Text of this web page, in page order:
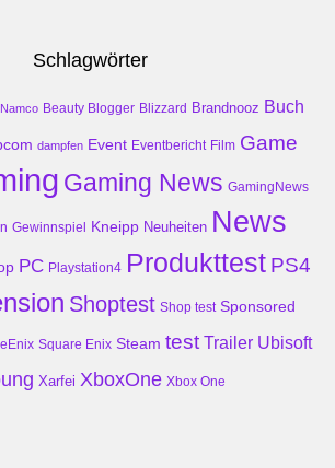
Schlagwörter
Beauty Blogger Blizzard Brandnooz Buch
dampfen Event Eventbericht Film Game
Gaming News GamingNews
Gewinnspiel Kneipp Neuheiten News
PC Playstation4 Produkttest PS4
Shoptest Shop test Sponsored
Square Enix Steam test Trailer Ubisoft
Xarfei XboxOne Xbox One